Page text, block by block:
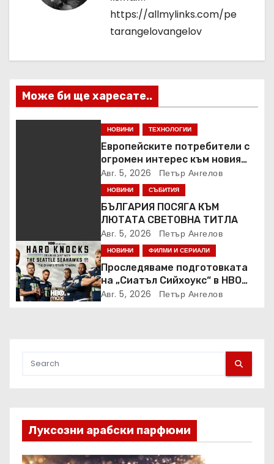
https://allmylinks.com/pe
tarangelovangelov
Може би ще харесате..
НОВИНИ ТЕХНОЛОГИИ
Европейските потребители с
огромен интерес към новия
Samsung Galaxy Z Fold8
Авг. 5, 2026 Петър Ангелов
НОВИНИ СЪБИТИЯ
БЪЛГАРИЯ ПОСЯГА КЪМ
ЛЮТАТА СВЕТОВНА ТИТЛА
Авг. 5, 2026 Петър Ангелов
НОВИНИ ФИЛМИ И СЕРИАЛИ
Проследяваме подготовката
на „Сиатъл Сийхоукс“ в HBO
Max
Авг. 5, 2026 Петър Ангелов
Луксозни арабски парфюми